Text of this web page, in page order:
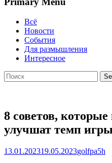
Skip
content
Всё
Новости
События
Для размышления
Интересное
Search
Search
for:
8 советов,
улучшат темп
Posted
13.01.202319.05.2023Author
golfpa5h